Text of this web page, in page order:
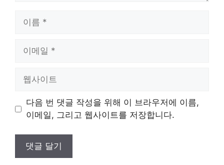
트
다음 번 댓글 작성을 위해 이 브라우저에 이름,
이메일, 그리고 웹사이트를 저장합니다.